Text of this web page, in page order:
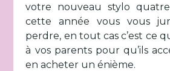
votre nouveau stylo
cette année vous vous
perdre, en tout cas c’est ce
à vos parents pour qu’ils
en acheter un énième.